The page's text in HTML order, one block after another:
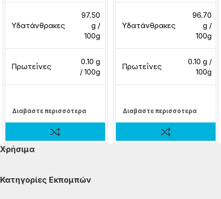
Υδατάνθρακες
97.50
g /
100g
Πρωτεΐνες
0.10 g
/ 100g
Διαβάστε περισσότερα
Υδατάνθρακες
96.70
g /
100g
Πρωτεΐνες
0.10 g /
100g
Διαβάστε περισσότερα
Χρήσιμα
Κατηγορίες Εκπομπών